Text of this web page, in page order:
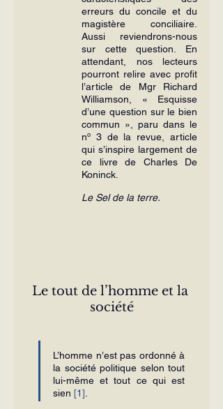
erreurs du concile et du
magistère conciliaire.
Aussi reviendrons-nous
sur cette question. En
attendant, nos lecteurs
pourront relire avec profit
l’article de Mgr Richard
Williamson, « Esquisse
d’une question sur le bien
commun », paru dans le
nº 3 de la revue, article
qui s’inspire largement de
ce livre de Charles De
Koninck.
Le Sel de la terre.
Le tout de l’homme et la
société
L’homme n’est pas ordonné à
la société politique selon tout
lui-même et tout ce qui est
sien [1]